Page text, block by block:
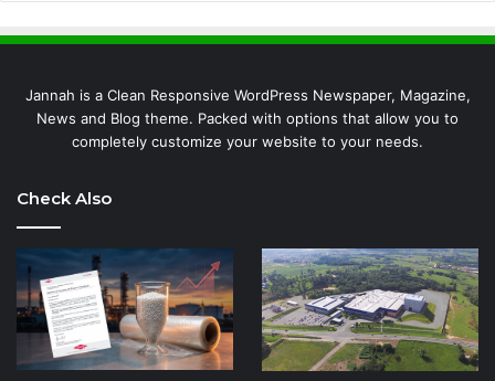
Jannah is a Clean Responsive WordPress Newspaper, Magazine,
News and Blog theme. Packed with options that allow you to
completely customize your website to your needs.
Check Also